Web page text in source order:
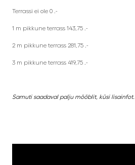
Terrassi ei ole 0 .-
1 m pikkune terrass 143,75 .-
2 m pikkune terrass 281,75 .-
3 m pikkune terrass 419,75 .-
Samuti saadaval palju mööblit, küsi lisainfot.